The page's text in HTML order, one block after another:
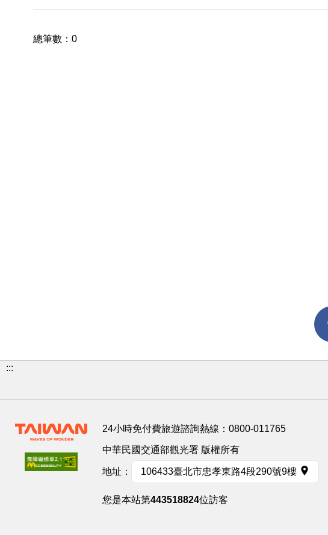
總筆數： 0
:::
24小時免付費旅遊諮詢熱線： 0800-011765
中華民國交通部觀光署 版權所有
地址： 106433臺北市忠孝東路4段290號9樓
您是本站第443518824位訪客